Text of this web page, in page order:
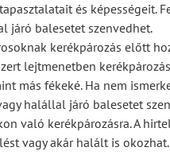
és képességeit.
járó balesetet szenvedhet.
kerékpározás előtt
lejtmenetben
más fékeké. Ha nem
halállal járó balesetet
való kerékpározásra. A
vagy akár halált is okozhat.